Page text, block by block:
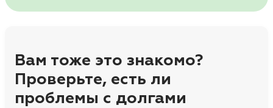
Вам тоже это знакомо?
Проверьте, есть ли
проблемы с долгами